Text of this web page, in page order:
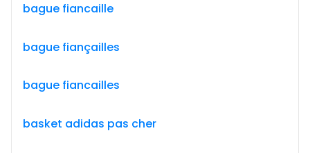
bague fiancaille
bague fiançailles
bague fiancailles
basket adidas pas cher